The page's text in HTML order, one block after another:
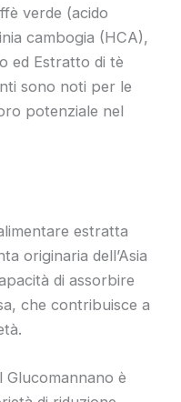
verde (acido
cambogia (HCA),
ed Estratto di tè
sono noti per le
potenziale nel
estratta
originaria dell’Asia
di assorbire
che contribuisce a
Glucomannano è